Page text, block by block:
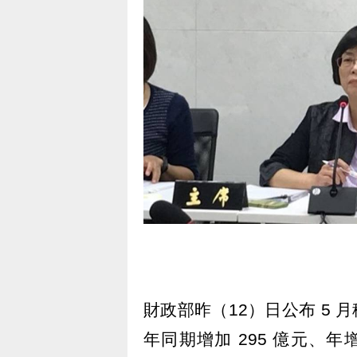
財政部昨（12）日公布 5
年同期增加 295 億元、年